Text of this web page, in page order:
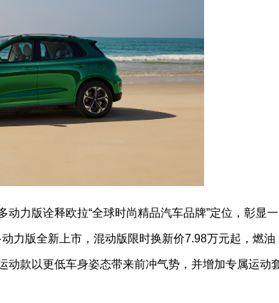
力版诠释欧拉“全球时尚精品汽车品牌”定位，彰显一
力版全新上市，混动版限时换新价7.98万元起，燃油
动款以更低车身姿态带来前冲气势，并增加专属运动